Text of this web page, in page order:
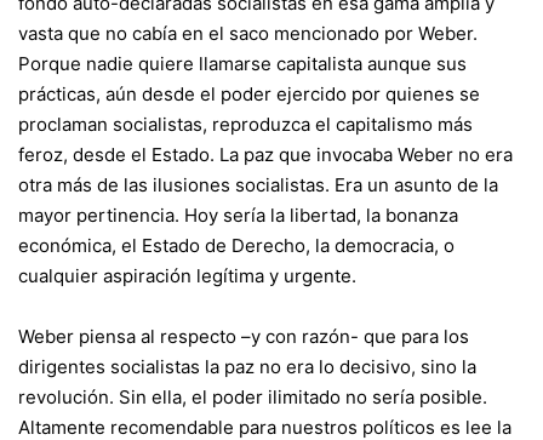
vasta que no cabía en el saco mencionado por Weber.
Porque nadie quiere llamarse capitalista aunque sus
prácticas, aún desde el poder ejercido por quienes se
proclaman socialistas, reproduzca el capitalismo más
feroz, desde el Estado. La paz que invocaba Weber no era
otra más de las ilusiones socialistas. Era un asunto de la
mayor pertinencia. Hoy sería la libertad, la bonanza
económica, el Estado de Derecho, la democracia, o
cualquier aspiración legítima y urgente.
Weber piensa al respecto –y con razón- que para los
dirigentes socialistas la paz no era lo decisivo, sino la
revolución. Sin ella, el poder ilimitado no sería posible.
Altamente recomendable para nuestros políticos es lee la